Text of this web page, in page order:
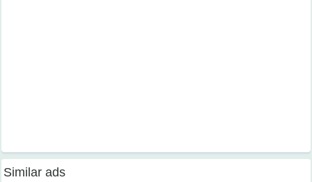
Similar ads